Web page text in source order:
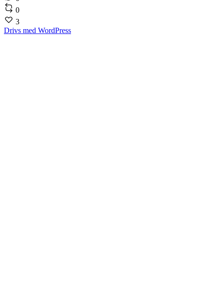
0
3
Drivs med WordPress